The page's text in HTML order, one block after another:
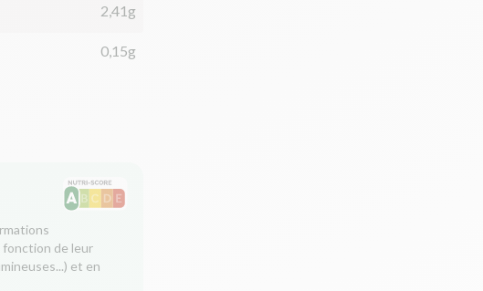
2,41g
0,15g
fonction de leur
et en